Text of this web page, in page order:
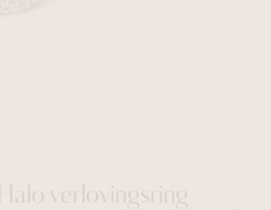
verlovingsring